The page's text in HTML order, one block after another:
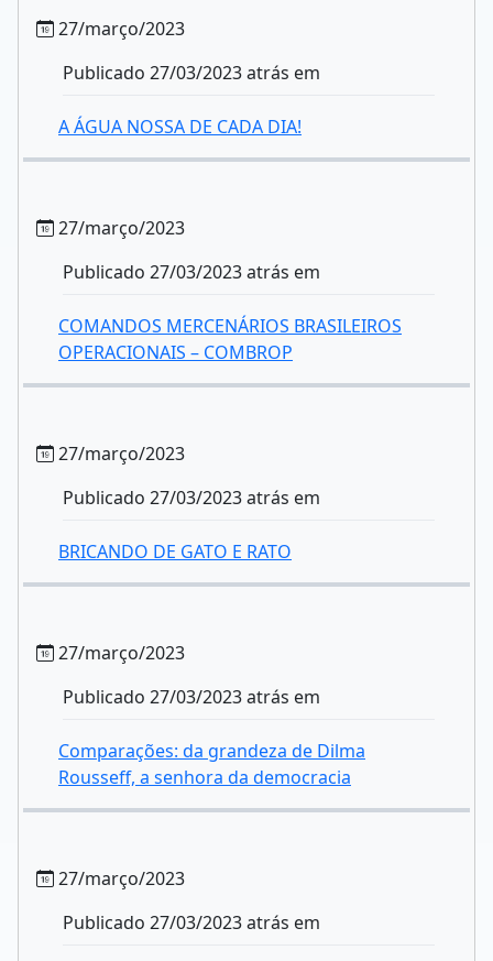
27/março/2023
Publicado 27/03/2023 atrás em
A ÁGUA NOSSA DE CADA DIA!
27/março/2023
Publicado 27/03/2023 atrás em
COMANDOS MERCENÁRIOS BRASILEIROS
OPERACIONAIS – COMBROP
27/março/2023
Publicado 27/03/2023 atrás em
BRICANDO DE GATO E RATO
27/março/2023
Publicado 27/03/2023 atrás em
Comparações: da grandeza de Dilma
Rousseff, a senhora da democracia
27/março/2023
Publicado 27/03/2023 atrás em